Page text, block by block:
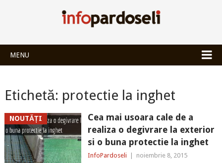
MENU
Etichetă: protectie la inghet
NOUTĂȚI
Cea mai usoara cale de a
realiza o degivrare la exterior
si o buna protectie la inghet
InfoPardoseli noiembrie 8, 2015